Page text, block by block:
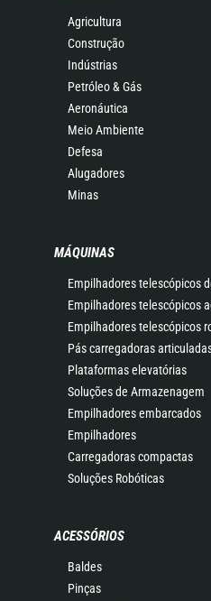
Agricultura
Construção
Indústrias
Petróleo & Gás
Aeronáutica
Meio Ambiente
Defesa
Alugadores
Minas
MÁQUINAS
Empilhadores telescópicos
Empilhadores telescópicos
Empilhadores telescópicos
Pás carregadoras
Plataformas elevatórias
Soluções de Armazenagem
Empilhadores embarcados
Empilhadores
Carregadoras compactas
Soluções Robóticas
ACESSÓRIOS
Baldes
Pinças